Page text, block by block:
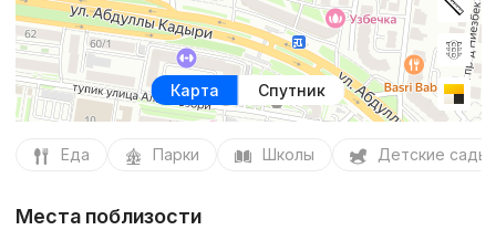
Карта Спутник
Еда Парки Школы Детские сады
Места поблизости